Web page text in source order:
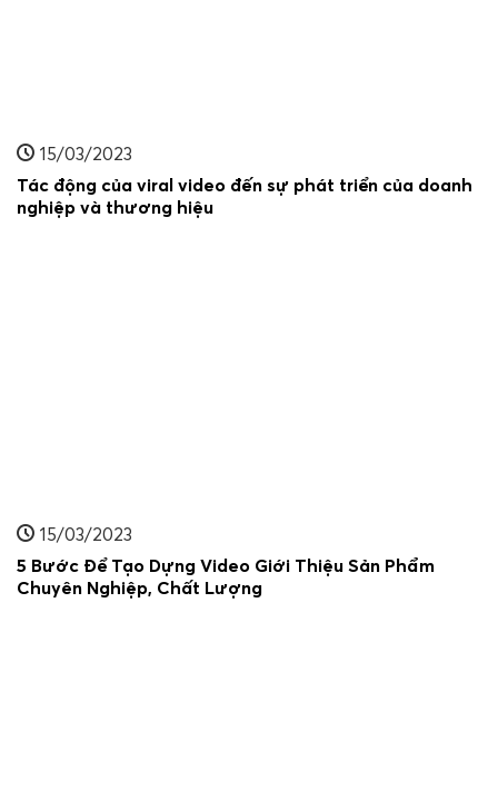
15/03/2023
Tác động của viral video đến sự phát triển của doanh
nghiệp và thương hiệu
15/03/2023
5 Bước Để Tạo Dựng Video Giới Thiệu Sản Phẩm
Chuyên Nghiệp, Chất Lượng